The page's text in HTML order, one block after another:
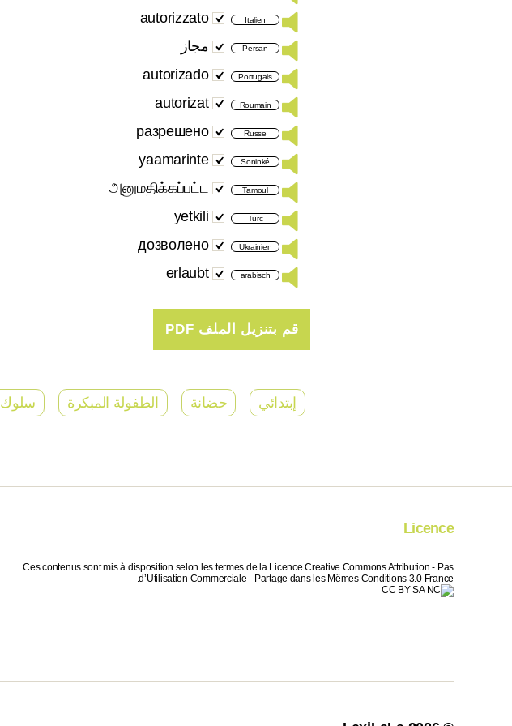
Italien
autorizzato
Persan مجاز
Portugais
autorizado
Roumain
autorizat
Russe
разрешено
Soninké
yaamarinte
Tamoul
அனுமதிக்கப்பட்ட
Turc
yetkili
Ukrainien
дозволено
arabisch
erlaubt
إبتدائي حضانة الطفولة المبكرة سلوك
Licence
Ces contenus sont mis à disposition selon les termes de la Licence Creative Commons Attribution - Pas
d’Utilisation Commerciale - Partage dans les Mêmes Conditions 3.0 France.